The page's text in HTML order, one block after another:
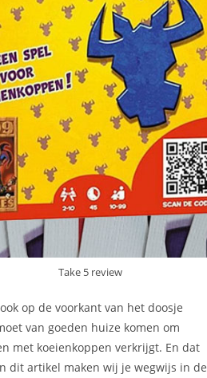
Take 5 review
op de voorkant van het doosje
van goeden huize komen om
met koeienkoppen verkrijgt. En dat
dit artikel maken wij je wegwijs in de